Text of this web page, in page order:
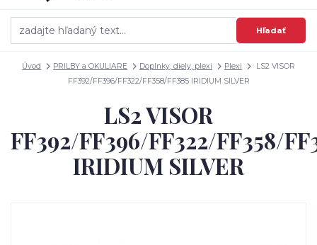
Hľadať
Úvod PRILBY a OKULIARE Doplnky, diely, plexi Plexi
LS2 VISOR
FF392/FF396/FF322/FF358/FF385 IRIDIUM SILVER
LS2 VISOR
FF392/FF396/FF322/FF358/
IRIDIUM SILVER